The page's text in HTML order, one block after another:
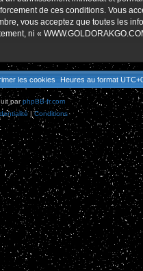
de ces conditions. Vous
vous acceptez que toutes les
ni «
Heures au format
les cookies
parphpBB-fr.com
|Conditions